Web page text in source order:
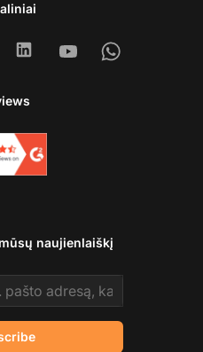
LinkedinYoutubeWhatsapp
naujienlaiškį